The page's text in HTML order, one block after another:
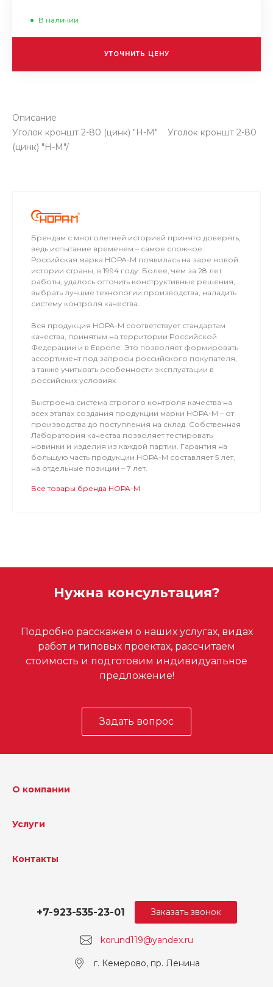
В наличии
УТОЧНИТЬ ЦЕНУ
Описание
Уголок кроншт 2-80 (цинк) "Н-М" Уголок кроншт 2-80
(цинк) "Н-М"/
Брендам с многолетней историей принято доверять,
ведь испытание временем – самое сложное.
Российская марка НОРА-М появилась на заре новой
истории страны, в 1994 году. Более, чем за 28 лет
работы, удалось отточить конструктивные решения,
выбрать лучшие технологии производства, наладить
систему контроля качества.
Вся продукция НОРА-М соответствует стандартам
качества, принятым на территории Российской
Федерации и в Европе. Это позволяет формировать
ассортимент под запросы российского покупателя,
а также учитывать особенности эксплуатации в
российских условиях.
Выстроена система строгого контроля качества на
всех этапах создания продукции марки НОРА-М – от
производства до поступления на склад. Собственная
Лаборатория качества позволяет тестировать
новинки и изделия из каждой партии. Гарантия на
большую часть продукции НОРА-М составляет 5 лет,
на отдельные позиции – 7 лет.
Все товары бренда НОРА-М
Нужна консультация?
Подробно расскажем о наших услугах, видах
работ и типовых проектах, рассчитаем
стоимость и подготовим индивидуальное
предложение!
Задать вопрос
О компании
Услуги
Контакты
korund119@yandex.ru
+7-923-535-23-01
г. Кемерово, пр. Ленина
Заказать звонок